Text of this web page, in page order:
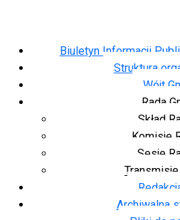
Biuletyn Informacji
Struktura
Wójt
Rada
Skład
Komisje
Sesje
Archiwalna